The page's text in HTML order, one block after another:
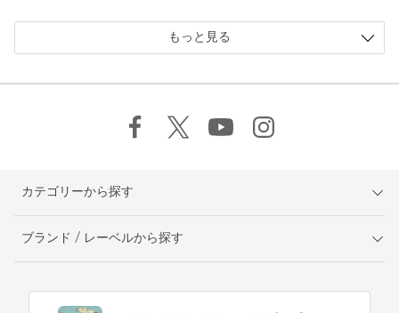
もっと見る
カテゴリーから探す
ブランド / レーベルから探す